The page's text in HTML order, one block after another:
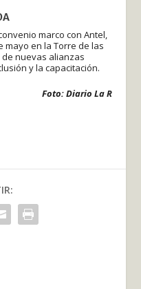
marco con Antel,
mayo en la Torre de las
de nuevas alianzas
y la capacitación.
Foto: Diario La R